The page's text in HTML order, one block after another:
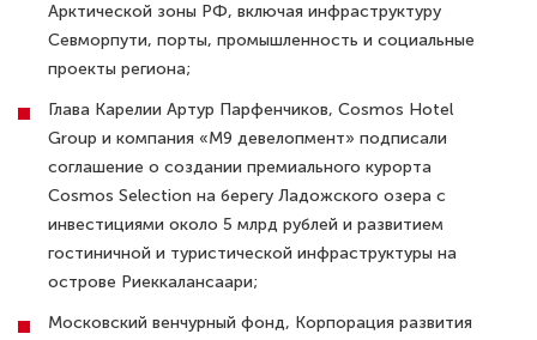
Арктической зоны РФ, включая инфраструктуру
Севморпути, порты, промышленность и социальные
проекты региона;
Глава Карелии Артур Парфенчиков, Cosmos Hotel
Group и компания «M9 девелопмент» подписали
соглашение о создании премиального курорта
Cosmos Selection на берегу Ладожского озера с
инвестициями около 5 млрд рублей и развитием
гостиничной и туристической инфраструктуры на
острове Риеккалансаари;
Московский венчурный фонд, Корпорация развития